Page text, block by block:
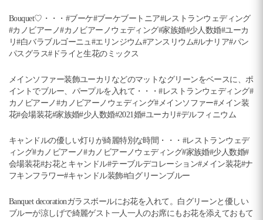
ョ
ン
Bouquet♡・・・#ブーケ#ブーケブートニア#レストランウェディング
#カノビアーノ#カノビアーノウェディング#家族婚#少人数婚#ユーカ
リ#白バラブルゴーニュ#エリンジウム#アンスリウム#ルナリア#パン
パスグラス#ドライと生花のミックス
メインソファー装飾ユーカリなどのマットなグリーンをベースに、ポ
イントでブルー、パープルを入れて・・・#レストランウェディング#
カノビアーノ#カノビアーノウェディング#メインソファー#メイン装
花#会場装花#家族婚#少人数婚#2021婚#ユーカリ#デルフィニウム
キャンドルの優しい灯りが綺麗特別な時間・・・#レストランウェデ
ィング#カノビアーノ#カノビアーノウェディング#家族婚#少人数婚#
会場装花#お花とキャンドル#テーブルデコレーション#メイン装花#ナ
フキンフラワー#キャンドル装飾#白グリーンブルー
Banquet decorationガラスボールにお花を入れて。白グリーンと優しい
ブルーが涼しげで綺麗ゲスト一人一人のお席にもお花を添えておもて